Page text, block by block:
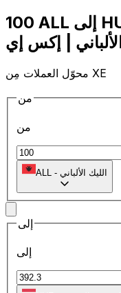
100 ALL إلى HUF | حوِّل - إلى عملات
محوّل العملات مِن XE
من
من
ALL - الليك الألباني
إلى
إلى